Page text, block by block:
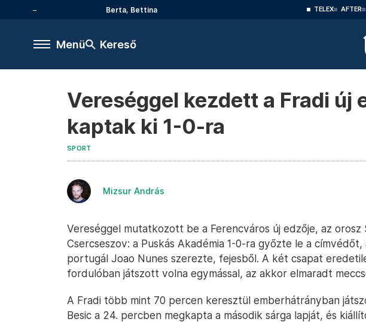
Berta, Bettina TELEX AFTER
Menü Kereső
Vereséggel kezdett a Fradi új
kaptak ki 1-0-ra
SPORT
Mizsur András
Vereséggel mutatkozott be a Ferencváros új edzője, az orosz
Csercseszov: a Puskás Akadémia 1-0-ra győzte le a címvédőt,
portugál Joao Nunes szerezte, fejesből. A két csapat
fordulóban játszott volna egymással, az akkor elmaradt
A Fradi több mint 70 percen keresztül emberhátrányban
Besic a 24. percben megkapta a második sárga lapját, és